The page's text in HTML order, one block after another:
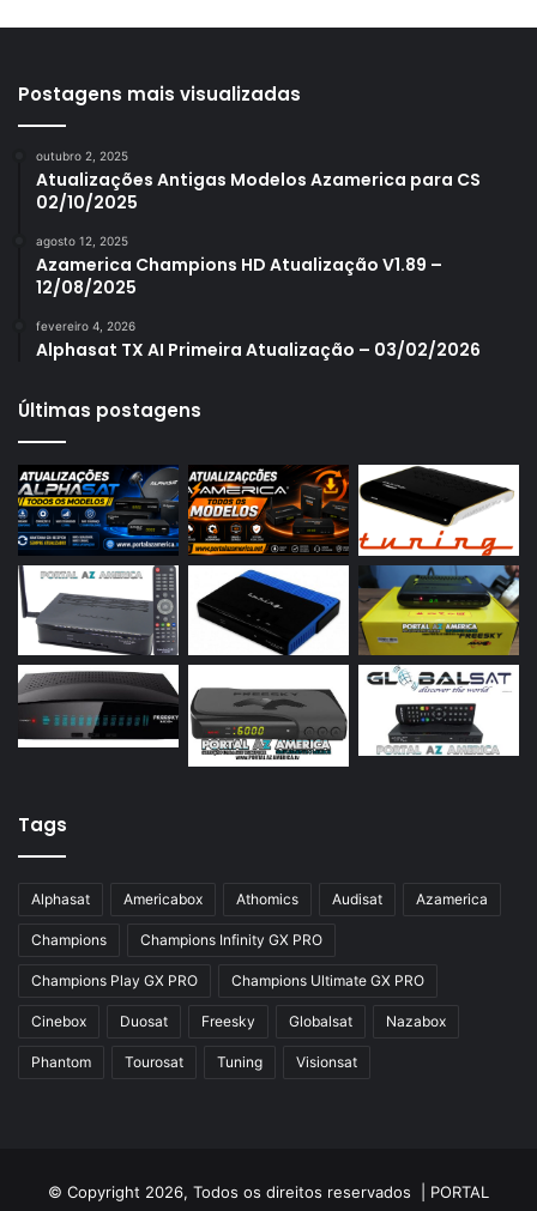
Azamerica S1005
Azamerica S1006 Plus
Azamerica S1007 New
Azamerica S1009
Azamerica S2005
Azamerica S2010
Azamerica S2015
Azamerica S922
Azamerica S922 Mini
Azamerica S928
Azamerica Silver
Azamerica Silver GX PRO
Azamerica Silver IPTV
Azbox Like
Azfox
Azgold
Azplus
Azsat
Blade B1
Postagens mais visualizadas
outubro 2, 2025
Atualizações Antigas Modelos Azamerica para CS
02/10/2025
agosto 12, 2025
Azamerica Champions HD Atualização V1.89 –
12/08/2025
fevereiro 4, 2026
Alphasat TX AI Primeira Atualização – 03/02/2026
Últimas postagens
Tags
Alphasat Americabox Athomics Audisat Azamerica
Champions Champions Infinity GX PRO
Champions Play GX PRO Champions Ultimate GX PRO
Cinebox Duosat Freesky Globalsat Nazabox
Phantom Tourosat Tuning Visionsat
© Copyright 2026, Todos os direitos reservados | PORTAL